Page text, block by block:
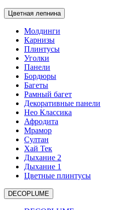
Цветная лепнина
Молдинги
Карнизы
Плинтусы
Уголки
Панели
Бордюры
Багеты
Рамный багет
Декоративные панели
Нео Классика
Афродита
Мрамор
Султан
Хай Тек
Дыхание 2
Дыхание 1
Цветные плинтусы
DECOPLUME